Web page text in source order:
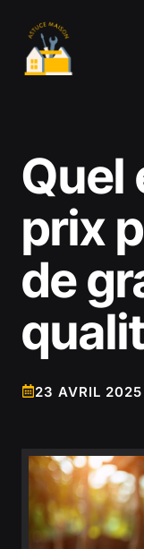
contenu
Quel
prix
de
23 AVRIL 2025